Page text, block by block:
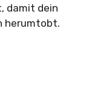
damit dein
herumtobt.